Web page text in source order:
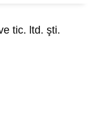
tic. ltd. şti.